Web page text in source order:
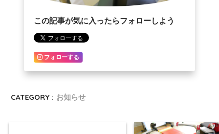
この記事が気に入ったらフォローしよう
フォローする
CATEGORY : お知らせ